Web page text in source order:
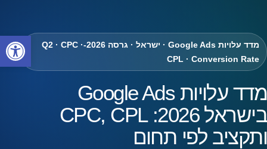
מדד עלויות Google Ads · ישראל · גרסה 2026-Q2 · CPC ·
CPL · Conversion Rate
מדד עלויות Google Ads
בישראל 2026: CPC, CPL
ותקציב לפי תחום